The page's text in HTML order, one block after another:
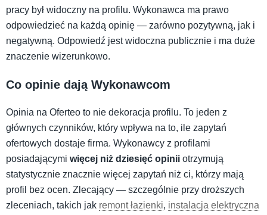
pracy był widoczny na profilu. Wykonawca ma prawo
odpowiedzieć na każdą opinię — zarówno pozytywną, jak i
negatywną. Odpowiedź jest widoczna publicznie i ma duże
znaczenie wizerunkowo.
Co opinie dają Wykonawcom
Opinia na Oferteo to nie dekoracja profilu. To jeden z
głównych czynników, który wpływa na to, ile zapytań
ofertowych dostaje firma. Wykonawcy z profilami
posiadającymi więcej niż dziesięć opinii otrzymują
statystycznie znacznie więcej zapytań niż ci, którzy mają
profil bez ocen. Zlecający — szczególnie przy droższych
zleceniach, takich jak remont łazienki, instalacja elektryczna